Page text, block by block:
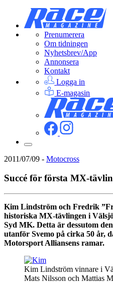
Prenumerera
Om tidningen
Nyhetsbrev/App
Annonsera
Kontakt
Logga in
E-magasin
2011/07/09 - Motocross
Succé för första MX-
Kim Lindström och Fredrik
historiska MX-tävlingen i
Syd MK. Detta är dessutom
utanför Svemo på cirka 50 år,
Motorsport Alliansens ramar.
Kim Lindström vinnare i
Mats Nilsson och Mattias